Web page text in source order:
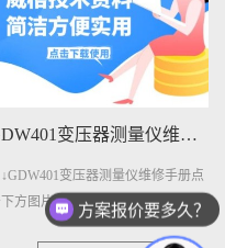
GDW4011变压器测量仪维修手册下载
变压器测量仪维修手册
下方图片即可下载↓↓↓
方案报价要多久？
测试设备怎么收费的？